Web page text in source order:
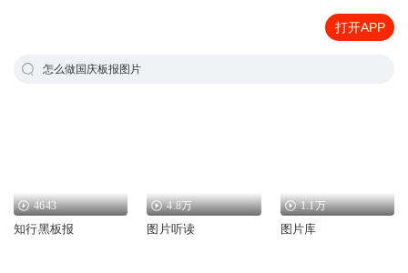
打开APP
怎么做国庆板报图片
4643
知行黑板报
4.8万
图片听读
1.1万
图片库